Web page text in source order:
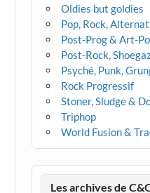
Oldies but goldies
Pop, Rock,
Post-Prog & Art-
Post-Rock,
Psyché, Punk,
Rock Progressif
Stoner, Sludge &
Triphop
World Fusion &
Les archives de